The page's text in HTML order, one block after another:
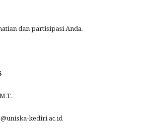
dan partisipasi Anda.
kediri.ac.id